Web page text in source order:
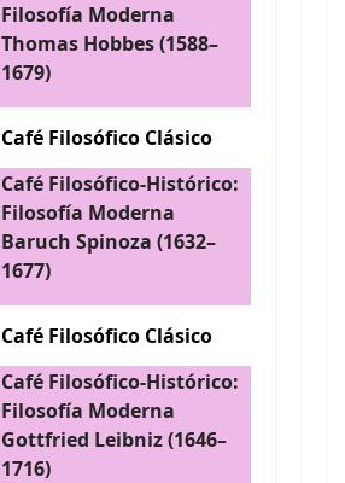
Filosofía Moderna
Thomas Hobbes (1588–
1679)
Café Filosófico Clásico
Café Filosófico-Histórico:
Filosofía Moderna
Baruch Spinoza (1632–
1677)
Café Filosófico Clásico
Café Filosófico-Histórico:
Filosofía Moderna
Gottfried Leibniz (1646–
1716)